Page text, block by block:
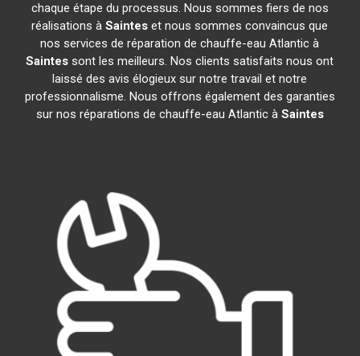
chaque étape du processus. Nous sommes fiers de nos
réalisations àSaintes et nous sommes convaincus que
nos services de réparation de chauffe-eau Atlantic à
Saintes sont les meilleurs. Nos clients satisfaits nous ont
laissé des avis élogieux sur notre travail et notre
professionnalisme. Nous offrons également des garanties
sur nos réparations de chauffe-eau Atlantic à Saintes